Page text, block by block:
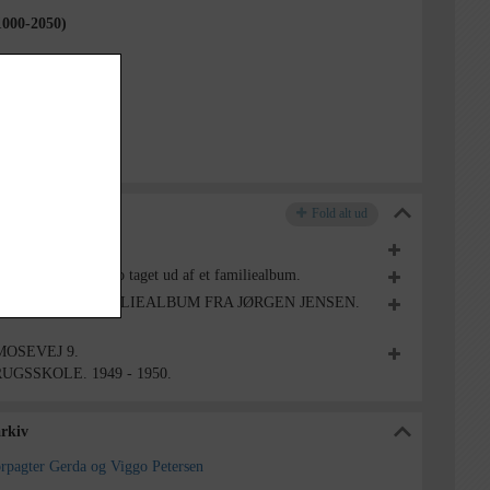
2050)
Fold alt ud
9. Foto taget ud af et familiealbum.
9. FAMILIEALBUM FRA JØRGEN JENSEN.
9.
1949 - 1950.
Gerda og Viggo Petersen